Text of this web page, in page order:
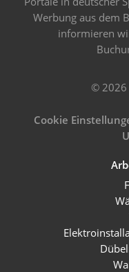
Werbung aus dem
informieren
© 2026
Cookie